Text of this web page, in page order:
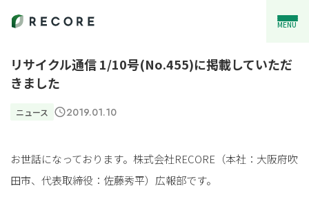
MENU
リサイクル通信 1/10号(No.455)に掲載していただ
きました
ニュース 2019.01.10
お世話になっております。株式会社RECORE（本社：大阪府吹
田市、代表取締役：佐藤秀平）広報部です。